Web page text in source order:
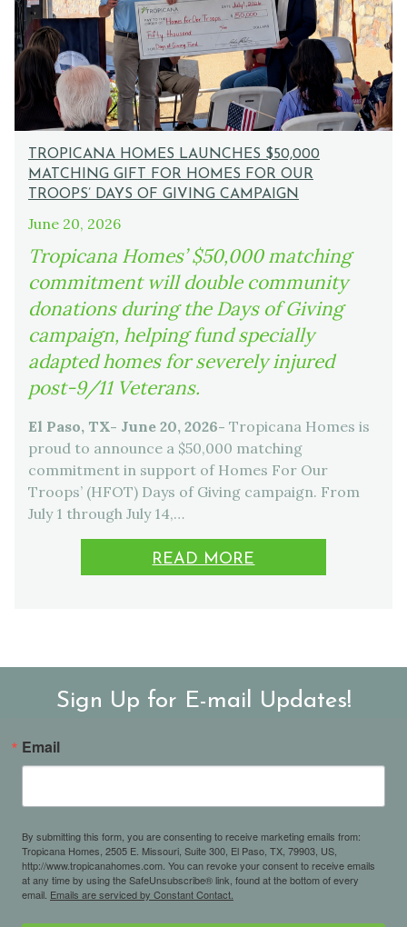
TROPICANA HOMES LAUNCHES $50,000
MATCHING GIFT FOR HOMES FOR OUR
TROOPS’ DAYS OF GIVING CAMPAIGN
June 20, 2026
Tropicana Homes’ $50,000 matching
commitment will double community
donations during the Days of Giving
campaign, helping fund specially
adapted homes for severely injured
post-9/11 Veterans.
El Paso, TX- June 20, 2026- Tropicana Homes is
proud to announce a $50,000 matching
commitment in support of Homes For Our
Troops’ (HFOT) Days of Giving campaign. From
July 1 through July 14,…
READ MORE
Sign Up for E-mail Updates!
Email
By submitting this form, you are consenting to receive marketing emails from:
Tropicana Homes, 2505 E. Missouri, Suite 300, El Paso, TX, 79903, US,
http://www.tropicanahomes.com. You can revoke your consent to receive emails
at any time by using the SafeUnsubscribe® link, found at the bottom of every
email. Emails are serviced by Constant Contact.